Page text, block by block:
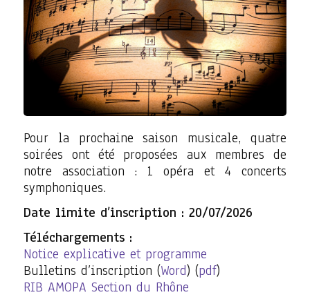
Pour la prochaine saison musicale, quatre
soirées ont été proposées aux membres de
notre association : 1 opéra et 4 concerts
symphoniques.
Date limite d’inscription : 20/07/2026
Téléchargements :
Notice explicative et programme
Bulletins d’inscription (Word) (pdf)
RIB AMOPA Section du Rhône